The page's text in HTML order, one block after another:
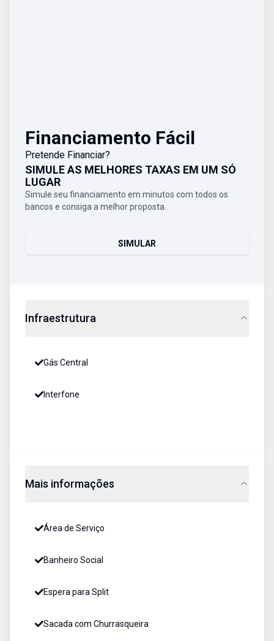
Financiamento Fácil
Pretende Financiar?
SIMULE AS MELHORES TAXAS EM UM SÓ
LUGAR
Simule seu financiamento em minutos com todos os
bancos e consiga a melhor proposta.
SIMULAR
Infraestrutura
Gás Central
Interfone
Mais informações
Área de Serviço
Banheiro Social
Espera para Split
Sacada com Churrasqueira